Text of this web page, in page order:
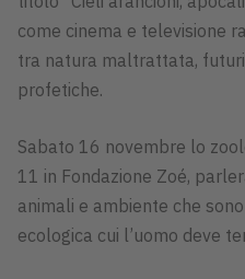
come cinema e televisione
tra natura maltrattata,
profetiche.
Sabato 16 novembre lo
11 in Fondazione Zoé,
animali e ambiente che
ecologica cui l’uomo deve